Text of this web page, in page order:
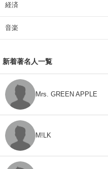
経済
音楽
新着著名人一覧
Mrs. GREEN APPLE
M!LK